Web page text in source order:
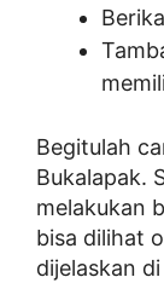
Begitulah
Bukalapak.
melakukan
bisa dilihat
dijelaskan